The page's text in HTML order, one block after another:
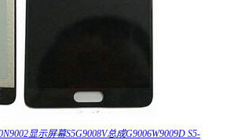
显示屏幕S5G9008V总成G9006W9009D S5-